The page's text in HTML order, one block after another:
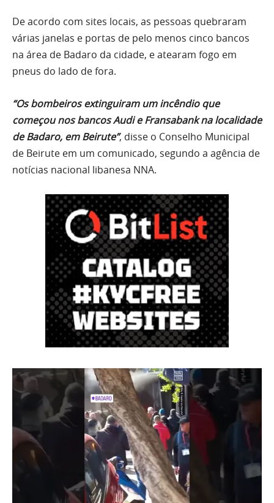
De acordo com sites locais, as pessoas quebraram
várias janelas e portas de pelo menos cinco bancos
na área de Badaro da cidade, e atearam fogo em
pneus do lado de fora.
“Os bombeiros extinguiram um incêndio que
começou nos bancos Audi e Fransabank na localidade
de Badaro, em Beirute”, disse o Conselho Municipal
de Beirute em um comunicado, segundo a agência de
notícias nacional libanesa NNA.